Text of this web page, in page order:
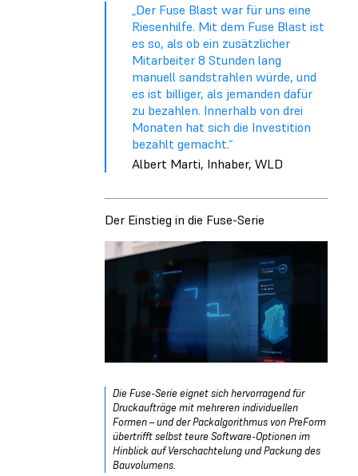
„Der Fuse Blast war für uns eine
Riesenhilfe. Mit dem Fuse Blast ist
es so, als ob ein zusätzlicher
Mitarbeiter 8 Stunden lang
manuell sandstrahlen würde, und
es ist billiger, als jemanden dafür
zu bezahlen. Innerhalb von drei
Monaten hat sich die Investition
bezahlt gemacht.“
Albert Marti, Inhaber, WLD
Der Einstieg in die Fuse-Serie
Die Fuse-Serie eignet sich hervorragend für
Druckaufträge mit mehreren individuellen
Formen – und der Packalgorithmus von PreForm
übertrifft selbst teure Software-Optionen im
Hinblick auf Verschachtelung und Packung des
Bauvolumens.